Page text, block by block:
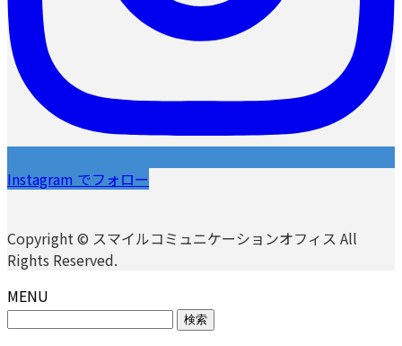
Instagram でフォロー
Copyright © スマイルコミュニケーションオフィス All
Rights Reserved.
MENU
検